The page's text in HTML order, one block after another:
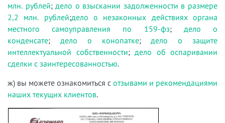
млн. рублей;дело о взыскании задолженности в размере
2,2 млн. рублей;дело о незаконных действиях органа
местного самоуправления по 159-фз; дело о
конденсате; дело о конопатке;дело о защите
интеллектуальной собственности; дело об оспаривании
сделки с заинтересованностью.
ж) вы можете ознакомиться с отзывами и рекомендациями
наших текущих клиентов.